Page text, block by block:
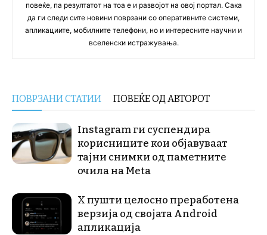
повеќе, па резултатот на тоа е и развојот на овој портал. Сака
да ги следи сите новини поврзани со оперативните системи,
апликациите, мобилните телефони, но и интересните научни и
вселенски истражувања.
ПОВРЗАНИ СТАТИИ ПОВЕЌЕ ОД АВТОРОТ
Instagram ги суспендира
корисниците кои објавуваат
тајни снимки од паметните
очила на Meta
X пушти целосно преработена
верзија од својата Android
апликација